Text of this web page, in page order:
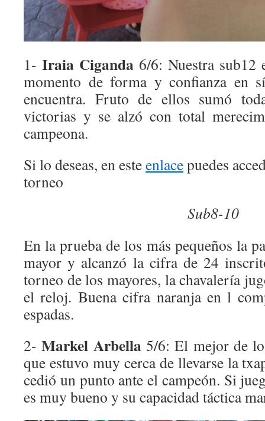
1- Iraia Ciganda 6/6: Nuestra sub12
momento de forma y confianza en
encuentra. Fruto de ellos sumó
victorias y se alzó con total
campeona.
Si lo deseas, en esteenlacepuedes
torneo
Sub8-10
En la prueba de los más pequeños la
mayor y alcanzó la cifra de 24
torneo de los mayores, la chavalería
el reloj. Buena cifra naranja en l
espadas.
2-Markel Arbella5/6: El mejor de
que estuvo muy cerca de llevarse la
cedió un punto ante el campeón. Si
es muy bueno y su capacidad táctica